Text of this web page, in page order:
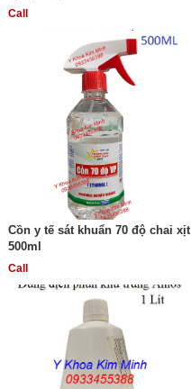
Call
Cồn y tế sát khuẩn 70 độ chai xịt
500ml
Call